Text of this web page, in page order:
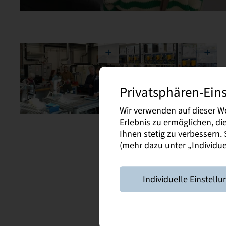
Privatsphären-
Wir verwenden auf dieser
Erlebnis zu ermöglichen,
Ihnen stetig zu
(mehr dazu unter
Individuelle